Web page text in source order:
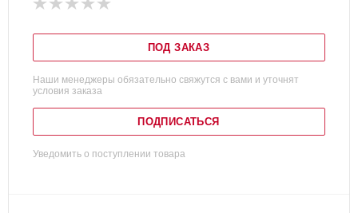
ПОД ЗАКАЗ
Наши менеджеры обязательно свяжутся с вами и уточнят
условия заказа
ПОДПИСАТЬСЯ
Уведомить о поступлении товара